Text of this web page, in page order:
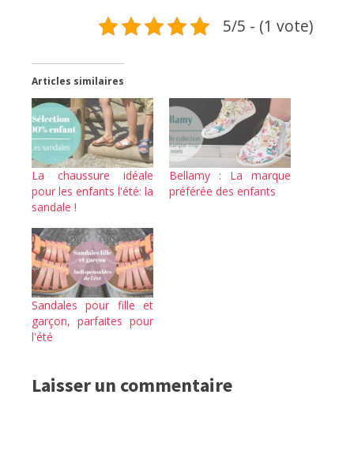
5/5 - (1 vote)
Articles similaires
La chaussure idéale
pour les enfants l'été: la
sandale !
Bellamy : La marque
préférée des enfants
Sandales pour fille et
garçon, parfaites pour
l'été
Laisser un commentaire